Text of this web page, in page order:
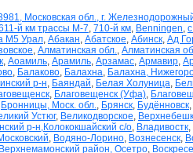
Московская обл., г.
й км трассы М-7, 710-й км, Benningen,
М5 Урал, Абакан, Абатское, Абинск, Ад
, Алматинская обл., Алматинская
, Аоамиль, Арамиль, Арзамас, Армавир,
, Балаково, Балахна, Балахна,
р-н, Баяндай, Белая Холуница,
, Благовещенск (Уфа),
Бронницы, Моск. обл., Брянск, Будённовск,
Устюг, Великодворское,
р-н,Колококшайский с/о, Владивостк,
, Водяно-Лорино, Вознесенск,
район, Осетро,